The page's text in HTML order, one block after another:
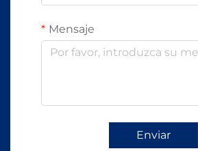
Mensaje
Enviar